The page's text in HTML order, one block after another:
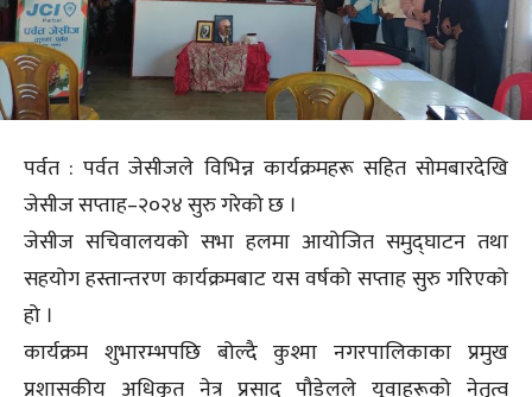
पर्वत : पर्वत जेसीजले विभिन्न कार्यक्रमहरू सहित सोमबारदेखि
जेसीज सप्ताह–२०२४ सुरु गरेको छ ।
जेसीज सचिवालयको सभा हलमा आयोजित समुद्घाटन तथा
सहयोग हस्तान्तरण कार्यक्रमबाट यस वर्षको सप्ताह सुरु गरिएको
हो ।
कार्यक्रम शुभारम्भपछि बोल्दै कुश्मा नगरपालिकाका प्रमुख
प्रशासकीय अधिकृत नेत्र प्रसाद पौडेलले युवाहरूको नेतृत्व